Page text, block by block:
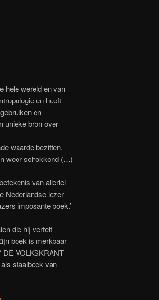
hele wereld en van
en heeft
en
unieke bron over
waarde bezitten.
weer schokkend (…)
van allerlei
Nederlandse lezer
imposante boek.’
die hij vertelt
boek is merkbaar
DE VOLKSKRANT
staalboek van